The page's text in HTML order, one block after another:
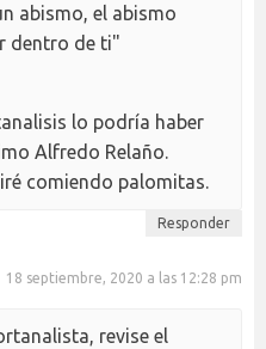
abismo, el abismo
dentro de ti"
lo podría haber
Alfredo Relaño.
comiendo palomitas.
Responder
18 septiembre, 2020 a las 12:28 pm
revise el